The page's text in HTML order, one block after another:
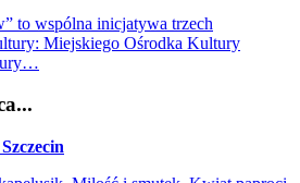
to wspólna inicjatywa trzech
Miejskiego Ośrodka Kultury